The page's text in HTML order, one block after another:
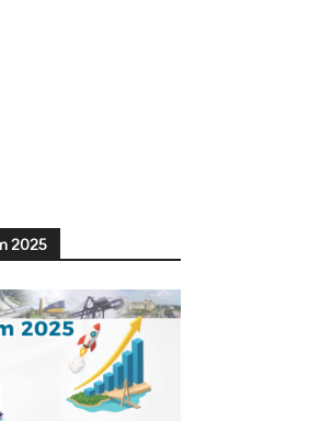
2025